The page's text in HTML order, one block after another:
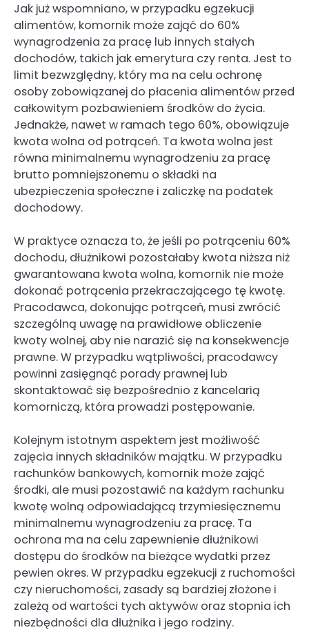
Jak już wspomniano, w przypadku egzekucji
alimentów, komornik może zająć do 60%
wynagrodzenia za pracę lub innych stałych
dochodów, takich jak emerytura czy renta. Jest to
limit bezwzględny, który ma na celu ochronę
osoby zobowiązanej do płacenia alimentów przed
całkowitym pozbawieniem środków do życia.
Jednakże, nawet w ramach tego 60%, obowiązuje
kwota wolna od potrąceń. Ta kwota wolna jest
równa minimalnemu wynagrodzeniu za pracę
brutto pomniejszonemu o składki na
ubezpieczenia społeczne i zaliczkę na podatek
dochodowy.
W praktyce oznacza to, że jeśli po potrąceniu 60%
dochodu, dłużnikowi pozostałaby kwota niższa niż
gwarantowana kwota wolna, komornik nie może
dokonać potrącenia przekraczającego tę kwotę.
Pracodawca, dokonując potrąceń, musi zwrócić
szczególną uwagę na prawidłowe obliczenie
kwoty wolnej, aby nie narazić się na konsekwencje
prawne. W przypadku wątpliwości, pracodawcy
powinni zasięgnąć porady prawnej lub
skontaktować się bezpośrednio z kancelarią
komorniczą, która prowadzi postępowanie.
Kolejnym istotnym aspektem jest możliwość
zajęcia innych składników majątku. W przypadku
rachunków bankowych, komornik może zająć
środki, ale musi pozostawić na każdym rachunku
kwotę wolną odpowiadającą trzymiesięcznemu
minimalnemu wynagrodzeniu za pracę. Ta
ochrona ma na celu zapewnienie dłużnikowi
dostępu do środków na bieżące wydatki przez
pewien okres. W przypadku egzekucji z ruchomości
czy nieruchomości, zasady są bardziej złożone i
zależą od wartości tych aktywów oraz stopnia ich
niezbędności dla dłużnika i jego rodziny.